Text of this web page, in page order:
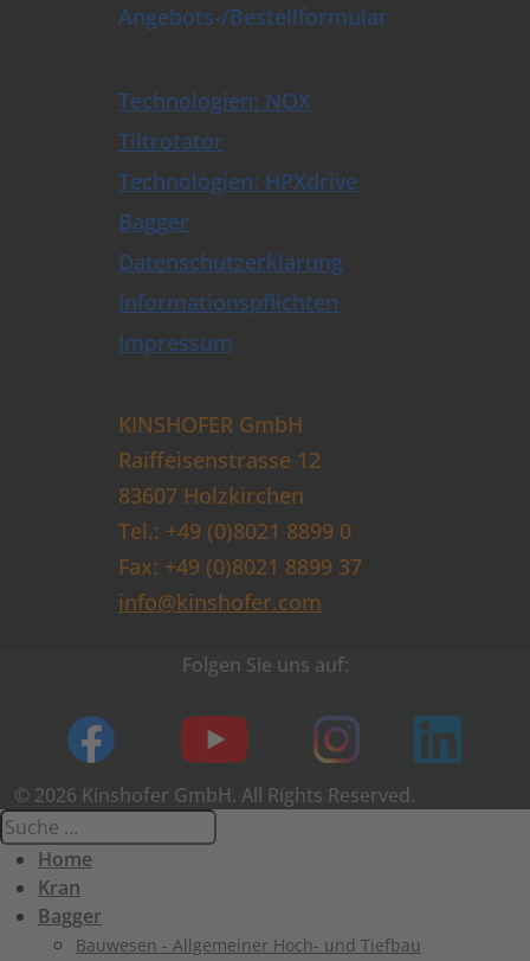
Angebots-/Bestellformular
Technologien: NOX
Tiltrotator
Technologien: HPXdrive
Bagger
Datenschutzerklärung
Informationspflichten
Impressum
KINSHOFER GmbH
Raiffeisenstrasse 12
83607 Holzkirchen
Tel.: +49 (0)8021 8899 0
Fax: +49 (0)8021 8899 37
info@kinshofer.com
Folgen Sie uns auf:
© 2026 Kinshofer GmbH. All Rights Reserved.
Home
Kran
Bagger
Bauwesen - Allgemeiner Hoch- und Tiefbau